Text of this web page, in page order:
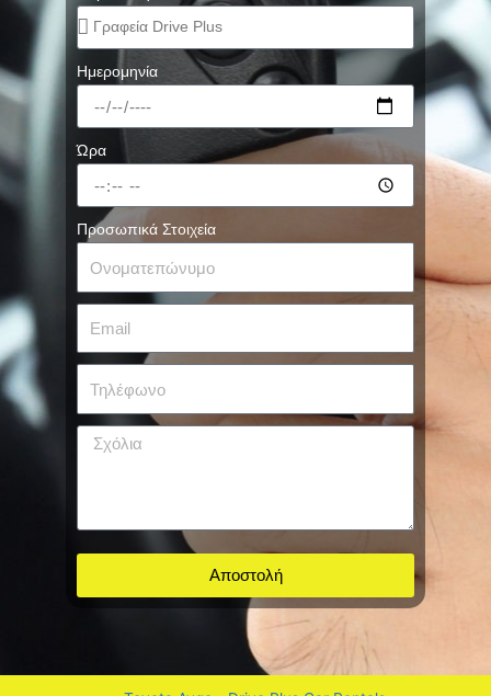
Ημερομηνία
Ώρα
Προσωπικά Στοιχεία
Αποστολή